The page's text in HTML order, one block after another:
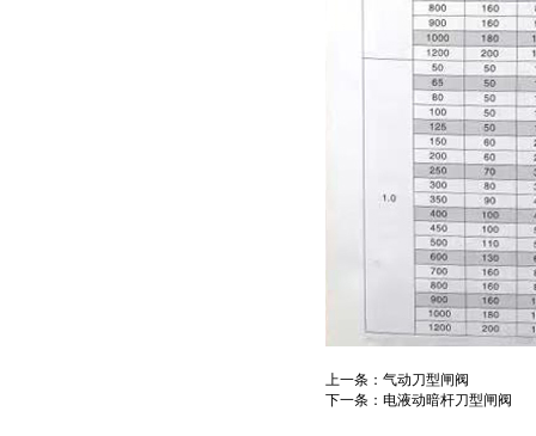
上一条： 气动刀型闸阀
下一条： 电液动暗杆刀型闸阀